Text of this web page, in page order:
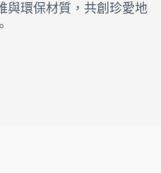
與環保材質，共創珍愛地